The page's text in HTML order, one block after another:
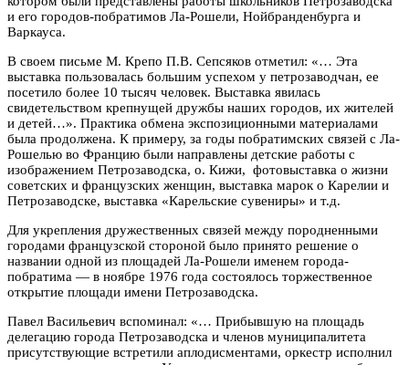
и его городов-побратимов Ла-Рошели, Нойбранденбурга и
Варкауса.
В своем письме М. Крепо П.В. Сепсяков отметил: «… Эта
выставка пользовалась большим успехом у петрозаводчан, ее
посетило более 10 тысяч человек. Выставка явилась
свидетельством крепнущей дружбы наших городов, их жителей
и детей…». Практика обмена экспозиционными материалами
была продолжена. К примеру, за годы побратимских связей с Ла-
Рошелью во Францию были направлены детские работы с
изображением Петрозаводска, о. Кижи, фотовыставка о жизни
советских и французских женщин, выставка марок о Карелии и
Петрозаводске, выставка «Карельские сувениры» и т.д.
Для укрепления дружественных связей между породненными
городами французской стороной было принято решение о
названии одной из площадей Ла-Рошели именем города-
побратима — в ноябре 1976 года состоялось торжественное
открытие площади имени Петрозаводска.
Павел Васильевич вспоминал: «… Прибывшую на площадь
делегацию города Петрозаводска и членов муниципалитета
присутствующие встретили аплодисментами, оркестр исполнил